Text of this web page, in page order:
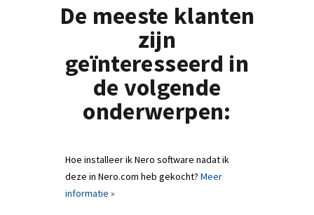
De meeste klanten
zijn
geïnteresseerd in
de volgende
onderwerpen:
Hoe installeer ik Nero software nadat ik
deze in Nero.com heb gekocht? Meer
informatie »